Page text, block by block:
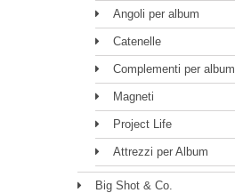
Angoli per album
Catenelle
Complementi per album
Magneti
Project Life
Attrezzi per Album
Big Shot & Co.